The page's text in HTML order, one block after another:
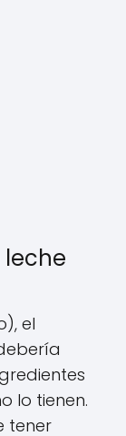
leche
el
lo tienen.
tener